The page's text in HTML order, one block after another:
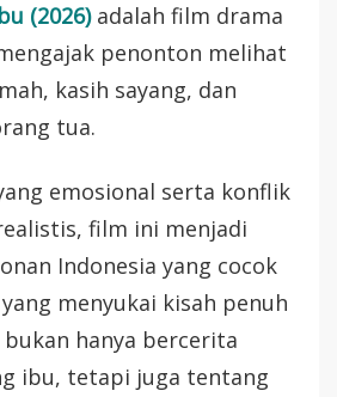
(2026)adalah film drama
penonton melihat
kasih sayang, dan
tua.
emosional serta konflik
film ini menjadi
Indonesia yang cocok
menyukai kisah penuh
hanya bercerita
ibu, tetapi juga tentang